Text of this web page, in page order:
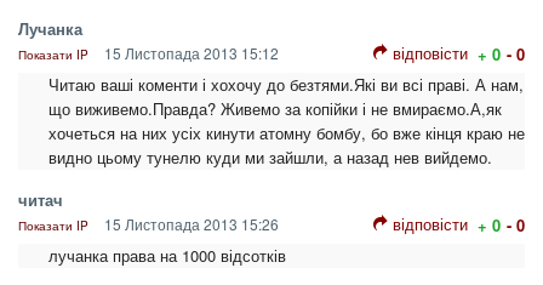
Лучанка
Показати IP 15 Листопада 2013 15:12 відповісти + 0 - 0
Читаю ваші коменти і хохочу до безтями.Які ви всі праві. А нам,
що виживемо.Правда? Живемо за копійки і не вмираємо.А,як
хочеться на них усіх кинути атомну бомбу, бо вже кінця краю не
видно цьому тунелю куди ми зайшли, а назад нев вийдемо.
читач
Показати IP 15 Листопада 2013 15:26 відповісти + 0 - 0
лучанка права на 1000 відсотків